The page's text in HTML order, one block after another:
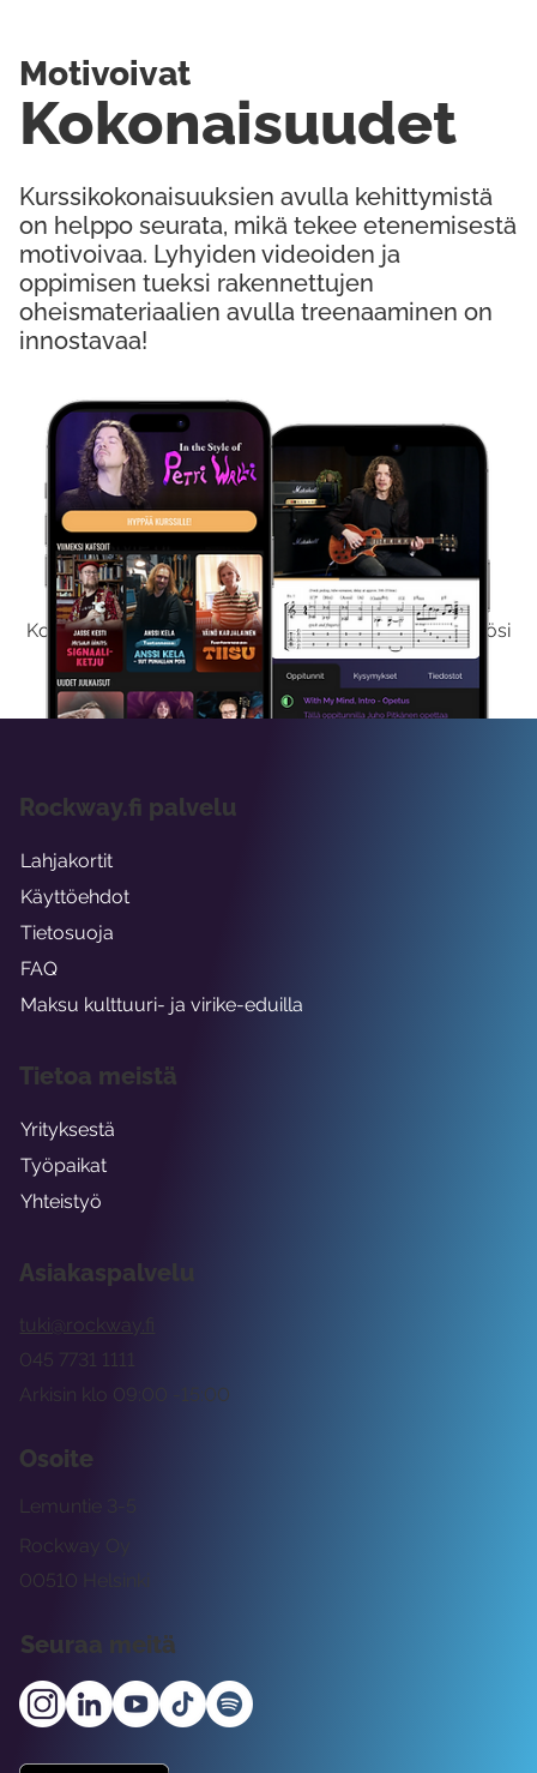
Kokeile Ilmaiseksi
Kokeilemalla ilmaiseksi saat koko sisältömme käyttöösi
viikon ajaksi.
Kurssikokonaisuuksien avulla kehittymistä
on helppo seurata, mikä tekee etenemisestä
motivoivaa. Lyhyiden videoiden ja
oppimisen tueksi rakennettujen
oheismateriaalien avulla treenaaminen on
innostavaa!
Kokonaisuudet
Motivoivat
Asiakaspalvelu
tuki@rockway.fi
Arkisin klo 09:00 -15:00
045 7731 1111
Osoite
Rockway Oy
Lemuntie 3-5
00510 Helsinki
Seuraa meitä
Rockway.fi palvelu
Lahjakortit
Käyttöehdot
Tietosuoja
FAQ
Maksu kulttuuri- ja virike-eduilla
Tietoa meistä
Yrityksestä
Työpaikat
Yhteistyö